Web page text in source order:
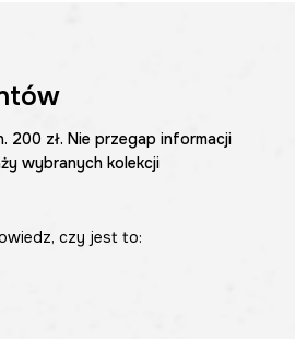
200 zł. Nie przegap informacji
wybranych kolekcji
czy jest to: